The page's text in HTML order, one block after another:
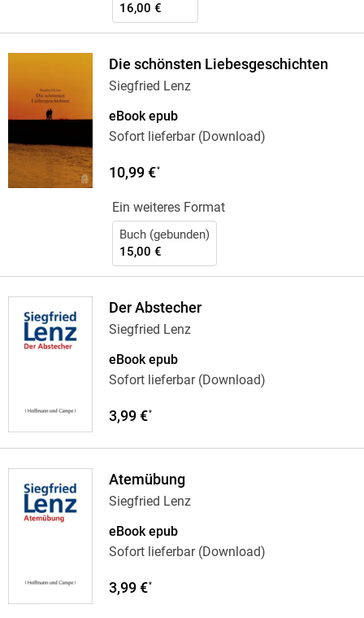
16,00 €
Die schönsten Liebesgeschichten
Siegfried Lenz
eBook epub
Sofort lieferbar (Download)
10,99 €*
Ein weiteres Format
Buch (gebunden)
15,00 €
Der Abstecher
Siegfried Lenz
eBook epub
Sofort lieferbar (Download)
3,99 €*
Atemübung
Siegfried Lenz
eBook epub
Sofort lieferbar (Download)
3,99 €*